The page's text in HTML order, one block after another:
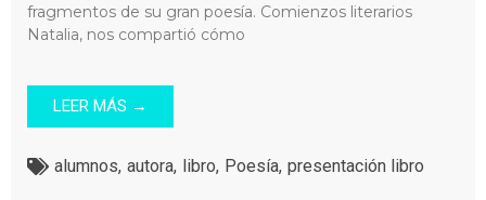
fragmentos de su gran poesía. Comienzos literarios
Natalia, nos compartió cómo
LEER MÁS →
alumnos, autora, libro, Poesía, presentación libro